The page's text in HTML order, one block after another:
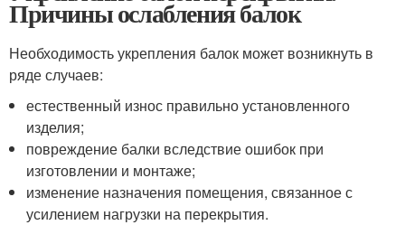
Причины ослабления балок
Необходимость укрепления балок может возникнуть в
ряде случаев:
естественный износ правильно установленного
изделия;
повреждение балки вследствие ошибок при
изготовлении и монтаже;
изменение назначения помещения, связанное с
усилением нагрузки на перекрытия.